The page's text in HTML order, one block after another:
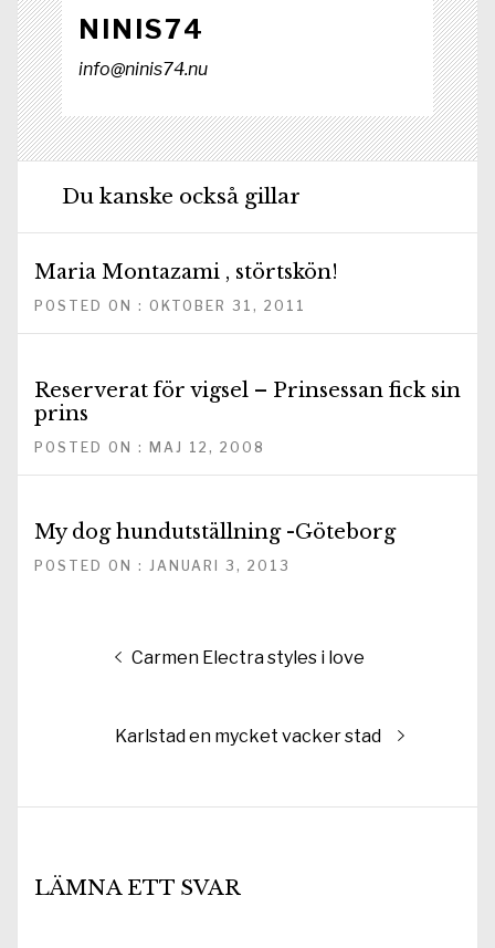
NINIS74
info@ninis74.nu
Du kanske också gillar
Maria Montazami , störtskön!
POSTED ON : OKTOBER 31, 2011
Reserverat för vigsel – Prinsessan fick sin
prins
POSTED ON : MAJ 12, 2008
My dog hundutställning -Göteborg
POSTED ON : JANUARI 3, 2013
Inläggsnavigering
Föregående
Carmen Electra styles i love
Nästa
Karlstad en mycket vacker stad
LÄMNA ETT SVAR